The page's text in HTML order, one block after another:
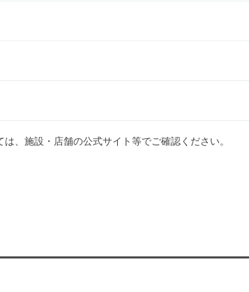
、施設・店舗の公式サイト等でご確認ください。